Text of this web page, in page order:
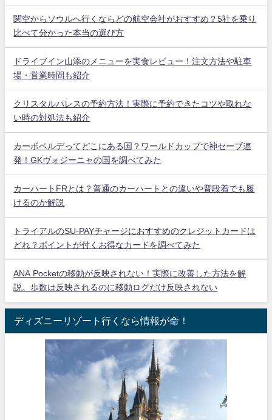
関空からソウルへ行くならどの航空会社がおすすめ？5社を乗り
比べて分かった本当の選び方
ドライブイン山添のメニューを実食レビュー！注文方法や駐車
場・営業時間も紹介
クリスタルパレスの予約方法！実際に予約できたコツや取れな
い時の対処法も紹介
カーボベルデってどこにある国？ワールドカップで神セーブ連
発！GKヴォジーニャの国を調べてみた
カーハートFRとは？普通のカーハートとの違いや普段着でも履
けるのか解説
トライアルのSU-PAYチャージにおすすめのクレジットカードは
どれ？ポイントが付くお得なカードを調べてみた
ANA Pocketの移動が反映されない！実際に改善した方法を解
説。歩数は反映されるのに移動ログだけ反映されない
ディズニーリゾート行くなら情報が命！